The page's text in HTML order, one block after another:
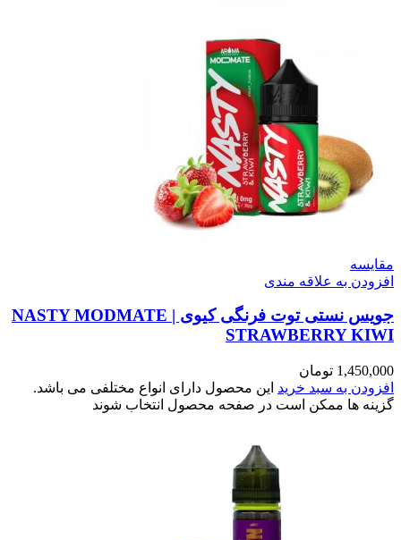
مقایسه
افزودن به علاقه مندی
جویس نستی توت فرنگی کیوی | NASTY MODMATE
STRAWBERRY KIWI
1,450,000 تومان
افزودن به سبد خرید این محصول دارای انواع مختلفی می باشد.
گزینه ها ممکن است در صفحه محصول انتخاب شوند